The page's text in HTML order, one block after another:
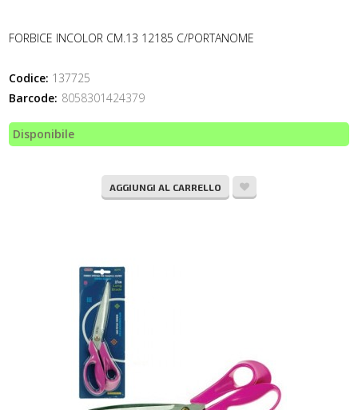
FORBICE INCOLOR CM.13 12185 C/PORTANOME
Codice: 137725
Barcode: 8058301424379
Disponibile
AGGIUNGI AL CARRELLO